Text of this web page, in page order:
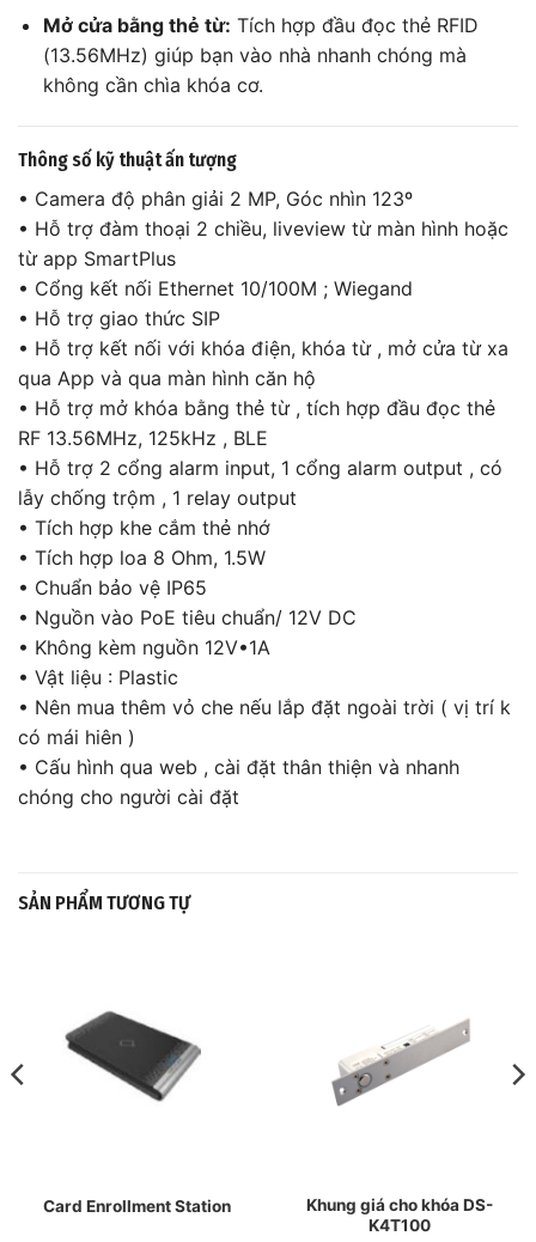
Mở cửa bằng thẻ từ: Tích hợp đầu đọc thẻ RFID
(13.56MHz) giúp bạn vào nhà nhanh chóng mà
không cần chìa khóa cơ.
Thông số kỹ thuật ấn tượng
• Camera độ phân giải 2 MP, Góc nhìn 123º
• Hỗ trợ đàm thoại 2 chiều, liveview từ màn hình hoặc
từ app SmartPlus
• Cổng kết nối Ethernet 10/100M ; Wiegand
• Hỗ trợ giao thức SIP
• Hỗ trợ kết nối với khóa điện, khóa từ , mở cửa từ xa
qua App và qua màn hình căn hộ
• Hỗ trợ mở khóa bằng thẻ từ , tích hợp đầu đọc thẻ
RF 13.56MHz, 125kHz , BLE
• Hỗ trợ 2 cổng alarm input, 1 cổng alarm output , có
lẫy chống trộm , 1 relay output
• Tích hợp khe cắm thẻ nhớ
• Tích hợp loa 8 Ohm, 1.5W
• Chuẩn bảo vệ IP65
• Nguồn vào PoE tiêu chuẩn/ 12V DC
• Không kèm nguồn 12V•1A
• Vật liệu : Plastic
• Nên mua thêm vỏ che nếu lắp đặt ngoài trời ( vị trí k
có mái hiên )
• Cấu hình qua web , cài đặt thân thiện và nhanh
chóng cho người cài đặt
SẢN PHẨM TƯƠNG TỰ
Card Enrollment Station
Khung giá cho khóa DS-
K4T100